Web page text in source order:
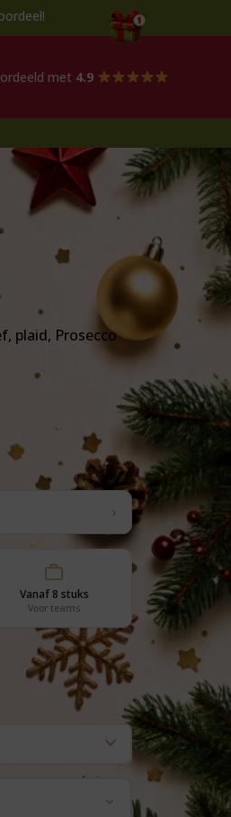
met 4.9
plaid, Prosecco
›
Vanaf 8 stuks
Voor teams